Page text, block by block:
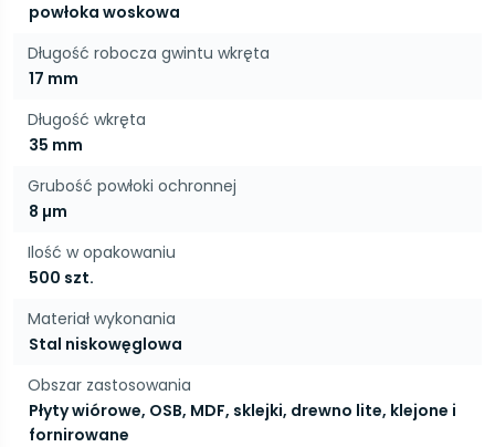
powłoka woskowa
Długość robocza gwintu wkręta
17 mm
Długość wkręta
35 mm
Grubość powłoki ochronnej
8 µm
Ilość w opakowaniu
500 szt.
Materiał wykonania
Stal niskowęglowa
Obszar zastosowania
Płyty wiórowe, OSB, MDF, sklejki, drewno lite, klejone i
fornirowane